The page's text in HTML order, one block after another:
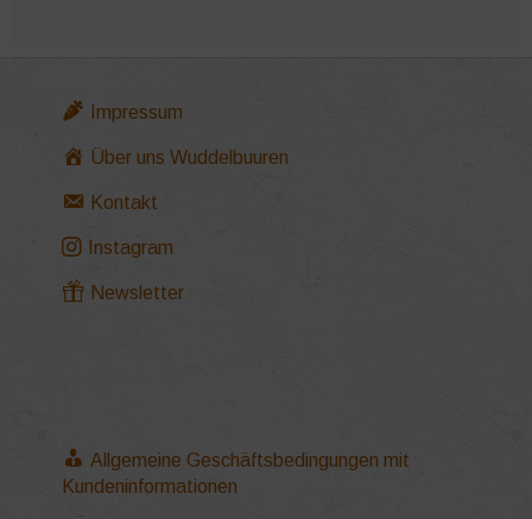
Impressum
Über uns Wuddelbuuren
Kontakt
Instagram
Newsletter
Allgemeine Geschäftsbedingungen mit
Kundeninformationen